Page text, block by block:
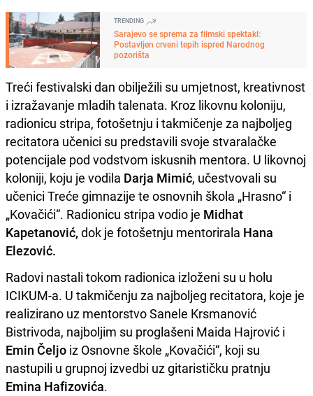
TRENDING
Sarajevo se sprema za filmski spektakl:
Postavljen crveni tepih ispred Narodnog
pozorišta
Treći festivalski dan obilježili su umjetnost, kreativnost
i izražavanje mladih talenata. Kroz likovnu koloniju,
radionicu stripa, fotošetnju i takmičenje za najboljeg
recitatora učenici su predstavili svoje stvaralačke
potencijale pod vodstvom iskusnih mentora. U likovnoj
koloniji, koju je vodila Darja Mimić, učestvovali su
učenici Treće gimnazije te osnovnih škola „Hrasno“ i
„Kovačići“. Radionicu stripa vodio je Midhat
Kapetanović, dok je fotošetnju mentorirala Hana
Elezović.
Radovi nastali tokom radionica izloženi su u holu
ICIKUM-a. U takmičenju za najboljeg recitatora, koje je
realizirano uz mentorstvo Sanele Krsmanović
Bistrivoda, najboljim su proglašeni Maida Hajrović i
Emin Čeljo iz Osnovne škole „Kovačići“, koji su
nastupili u grupnoj izvedbi uz gitarističku pratnju
Emina Hafizovića.